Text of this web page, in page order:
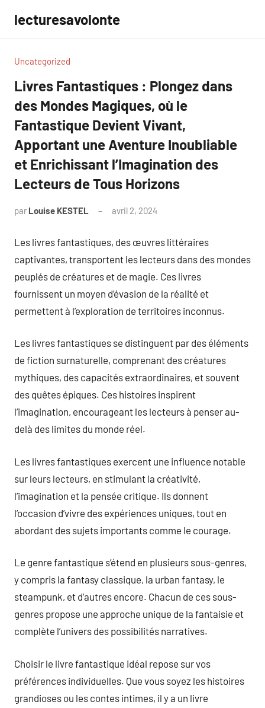
contenu
lecturesavolonte
Uncategorized
Livres Fantastiques : Plongez dans
des Mondes Magiques, où le
Fantastique Devient Vivant,
Apportant une Aventure Inoubliable
et Enrichissant l’Imagination des
Lecteurs de Tous Horizons
par Louise KESTEL avril 2, 2024
Les livres fantastiques, des œuvres littéraires
captivantes, transportent les lecteurs dans des mondes
peuplés de créatures et de magie. Ces livres
fournissent un moyen d’évasion de la réalité et
permettent à l’exploration de territoires inconnus.
Les livres fantastiques se distinguent par des éléments
de fiction surnaturelle, comprenant des créatures
mythiques, des capacités extraordinaires, et souvent
des quêtes épiques. Ces histoires inspirent
l’imagination, encourageant les lecteurs à penser au-
delà des limites du monde réel.
Les livres fantastiques exercent une influence notable
sur leurs lecteurs, en stimulant la créativité,
l’imagination et la pensée critique. Ils donnent
l’occasion d’vivre des expériences uniques, tout en
abordant des sujets importants comme le courage.
Le genre fantastique s’étend en plusieurs sous-genres,
y compris la fantasy classique, la urban fantasy, le
steampunk, et d’autres encore. Chacun de ces sous-
genres propose une approche unique de la fantaisie et
complète l’univers des possibilités narratives.
Choisir le livre fantastique idéal repose sur vos
préférences individuelles. Que vous soyez les histoires
grandioses ou les contes intimes, il y a un livre